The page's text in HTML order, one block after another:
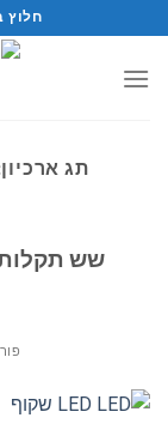
לתוכן
חלוץ
תג
שש תקלות